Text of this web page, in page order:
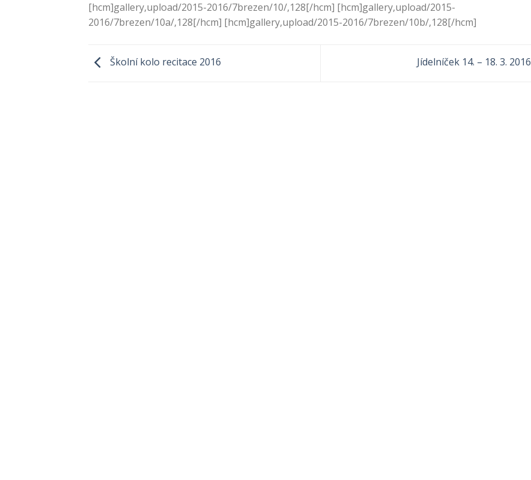
[hcm]gallery,upload/2015-2016/7brezen/10/,128[/hcm] [hcm]gallery,upload/2015-
2016/7brezen/10a/,128[/hcm] [hcm]gallery,upload/2015-2016/7brezen/10b/,128[/hcm]
Školní kolo recitace 2016 Jídelníček 14. – 18. 3. 2016